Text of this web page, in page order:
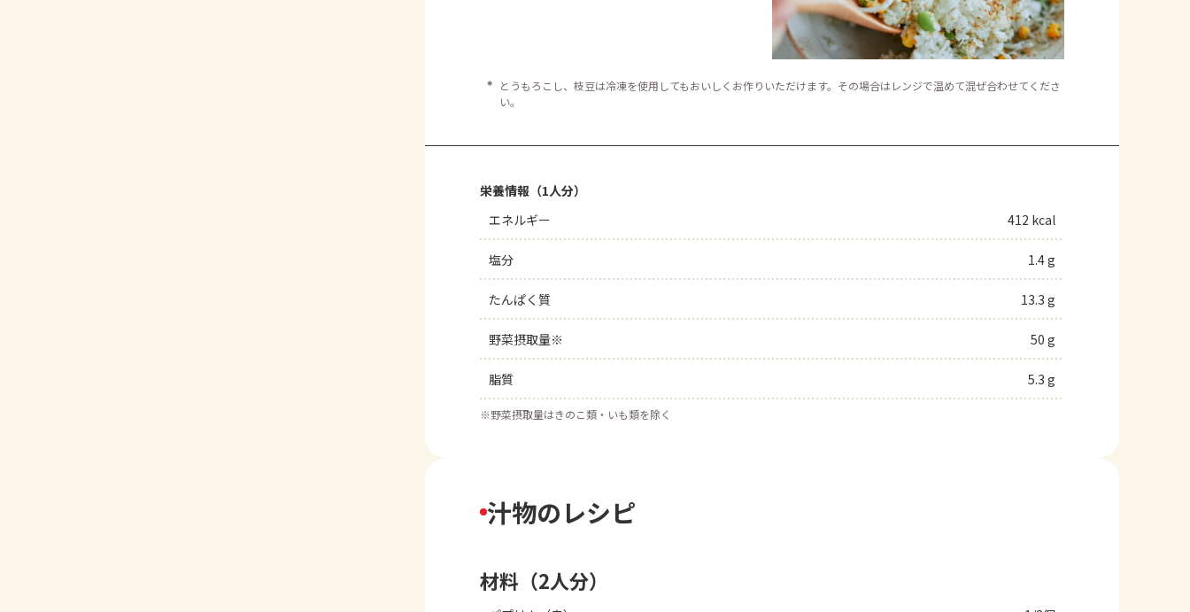
＊ とうもろこし、枝豆は冷凍を使用してもおいしくお作りいただけます。その場合はレンジで温めて混ぜ合わせてくださ
い。
栄養情報（1人分）
エネルギー
412 kcal
塩分 1.4 g
たんぱく質 13.3 g
野菜摂取量※ 50 g
脂質 5.3 g
※野菜摂取量はきのこ類・いも類を除く
汁物のレシピ
材料（2人分）